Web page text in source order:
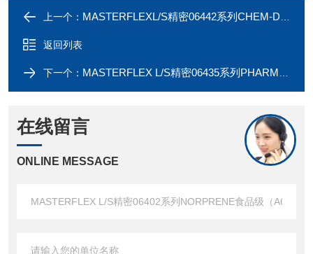
上一个： MASTERFLEXL/S精密06442系列CHEM-DURANCE生物泵管
返回列表
下一个： MASTERFLEX L/S精密06435系列PHARMAPURE泵管
在线留言
ONLINE MESSAGE